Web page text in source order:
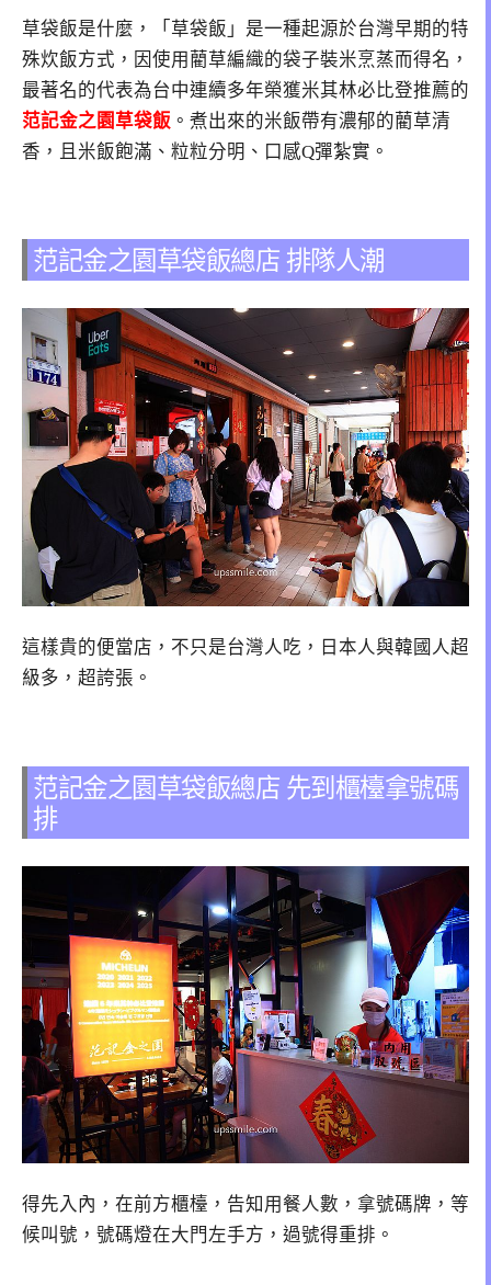
草袋飯是什麼，「草袋飯」是一種起源於台灣早期的特
殊炊飯方式，因使用藺草編織的袋子裝米烹蒸而得名，
最著名的代表為台中連續多年榮獲米其林必比登推薦的
范記金之園草袋飯 。煮出來的米飯帶有濃郁的藺草清
香，且米飯飽滿、粒粒分明、口感Q彈紮實。
范記金之園草袋飯總店 排隊人潮
這樣貴的便當店，不只是台灣人吃，日本人與韓國人超
級多，超誇張。
范記金之園草袋飯總店 先到櫃檯拿號碼
排
得先入內，在前方櫃檯，告知用餐人數，拿號碼牌，等
候叫號，號碼燈在大門左手方，過號得重排。